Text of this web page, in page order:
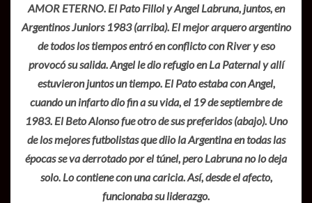
AMOR ETERNO. El Pato Fillol y Angel Labruna, juntos, en
Argentinos Juniors 1983 (arriba). El mejor arquero argentino
de todos los tiempos entró en conflicto con River y eso
provocó su salida. Angel le dio refugio en La Paternal y allí
estuvieron juntos un tiempo. El Pato estaba con Angel,
cuando un infarto dio fin a su vida, el 19 de septiembre de
1983. El Beto Alonso fue otro de sus preferidos (abajo). Uno
de los mejores futbolistas que diio la Argentina en todas las
épocas se va derrotado por el túnel, pero Labruna no lo deja
solo. Lo contiene con una caricia. Así, desde el afecto,
funcionaba su liderazgo.